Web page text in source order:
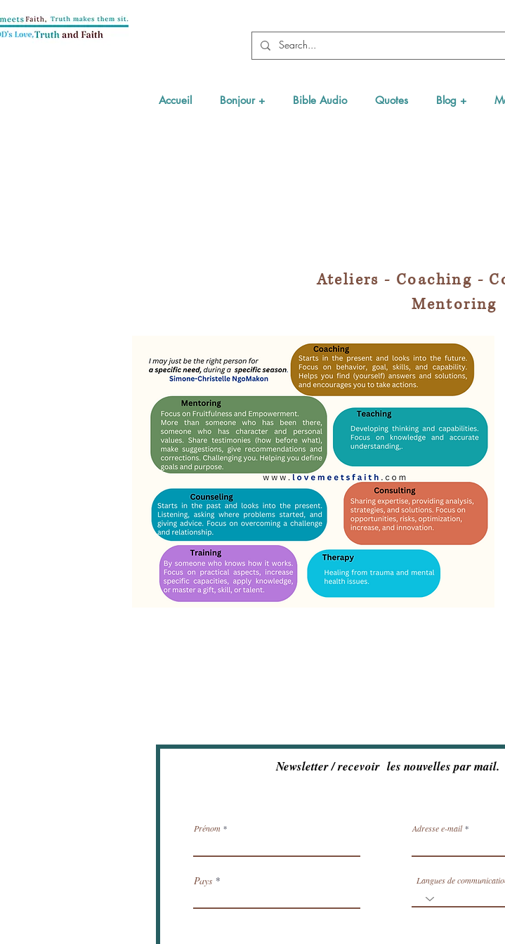
Accueil Bonjour + Bible Audio Quotes Blog +
Ateliers - Coaching -
Mentoring
Newsletter / recevoir les nouvelles par mail.
Prénom
Pays
Adresse e-mail
Langues de